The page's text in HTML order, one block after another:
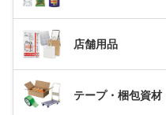
店舗用品
テープ・梱包資材